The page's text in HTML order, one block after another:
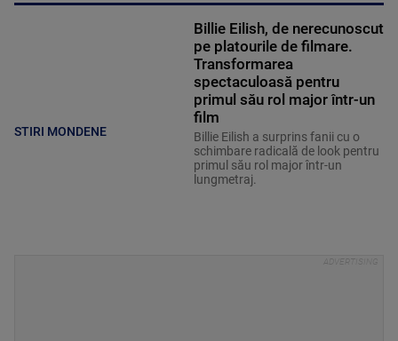
STIRI MONDENE
Billie Eilish, de nerecunoscut
pe platourile de filmare.
Transformarea
spectaculoasă pentru
primul său rol major într-un
film
Billie Eilish a surprins fanii cu o
schimbare radicală de look pentru
primul său rol major într-un
lungmetraj.